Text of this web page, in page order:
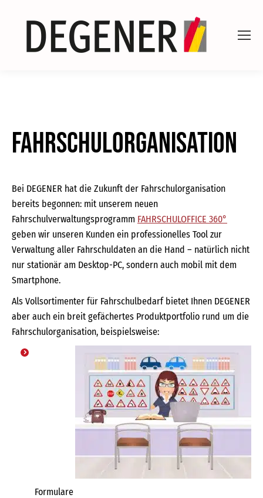
Fahrschulorganisation
Bei DEGENER hat die Zukunft der Fahrschulorganisation
bereits begonnen: mit unserem neuen
Fahrschulverwaltungsprogramm FAHRSCHULOFFICE 360°
geben wir unseren Kunden ein professionelles Tool zur
Verwaltung aller Fahrschuldaten an die Hand – natürlich nicht
nur stationär am Desktop-PC, sondern auch mobil mit dem
Smartphone.
Als Vollsortimenter für Fahrschulbedarf bietet Ihnen DEGENER
aber auch ein breit gefächertes Produktportfolio rund um die
Fahrschulorganisation, beispielsweise:
Formulare